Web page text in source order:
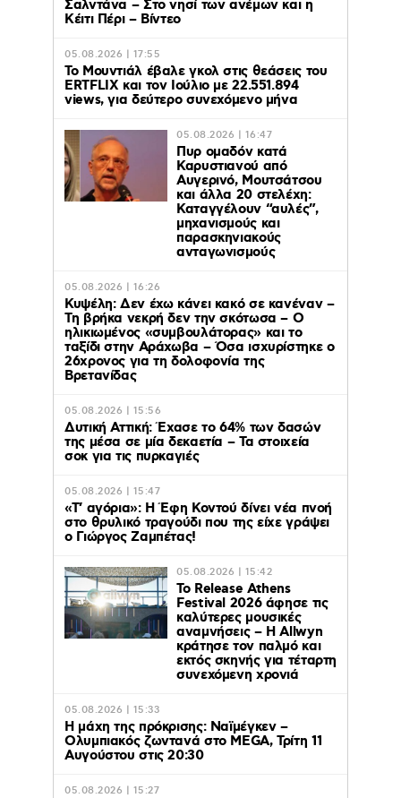
Σαλντάνα – Στο νησί των ανέμων και η
Κέιτι Πέρι – Βίντεο
05.08.2026 | 17:55
Το Μουντιάλ έβαλε γκολ στις θεάσεις του
ERTFLIX και τον Ιούλιο με 22.551.894
views, για δεύτερο συνεχόμενο μήνα
05.08.2026 | 16:47
Πυρ ομαδόν κατά
Καρυστιανού από
Αυγερινό, Μουτσάτσου
και άλλα 20 στελέχη:
Καταγγέλουν “αυλές”,
μηχανισμούς και
παρασκηνιακούς
ανταγωνισμούς
05.08.2026 | 16:26
Κυψέλη: Δεν έχω κάνει κακό σε κανέναν –
Τη βρήκα νεκρή δεν την σκότωσα – Ο
ηλικιωμένος «συμβουλάτορας» και το
ταξίδι στην Αράχωβα – Όσα ισχυρίστηκε ο
26χρονος για τη δολοφονία της
Βρετανίδας
05.08.2026 | 15:56
Δυτική Αττική: Έχασε το 64% των δασών
της μέσα σε μία δεκαετία – Τα στοιχεία
σοκ για τις πυρκαγιές
05.08.2026 | 15:47
«Τ’ αγόρια»: Η Έφη Κοντού δίνει νέα πνοή
στο θρυλικό τραγούδι που της είχε γράψει
ο Γιώργος Ζαμπέτας!
05.08.2026 | 15:42
Το Release Athens
Festival 2026 άφησε τις
καλύτερες μουσικές
αναμνήσεις – Η Allwyn
κράτησε τον παλμό και
εκτός σκηνής για τέταρτη
συνεχόμενη χρονιά
05.08.2026 | 15:33
Η μάχη της πρόκρισης: Ναϊμέγκεν –
Ολυμπιακός ζωντανά στο MEGA, Τρίτη 11
Αυγούστου στις 20:30
05.08.2026 | 15:27